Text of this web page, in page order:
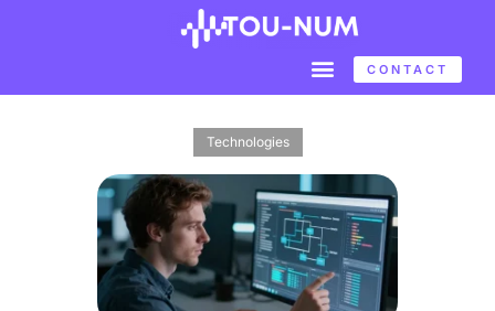
CONTACT
Technologies